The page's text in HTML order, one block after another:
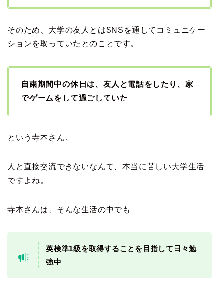
そのため、大学の友人とはSNSを通してコミュニケー
ションを取っていたとのことです。
自粛期間中の休日は、友人と電話をしたり、家
でゲームをして過ごしていた
という寺本さん。
人と直接交流できないなんて、本当に苦しい大学生活
ですよね。
寺本さんは、そんな生活の中でも
英検準1級を取得することを目指して日々勉
強中